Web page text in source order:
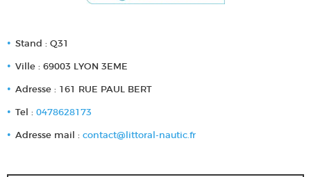
Stand : Q31
Ville : 69003 LYON 3EME
Adresse : 161 RUE PAUL BERT
Tel : 0478628173
Adresse mail : contact@littoral-nautic.fr